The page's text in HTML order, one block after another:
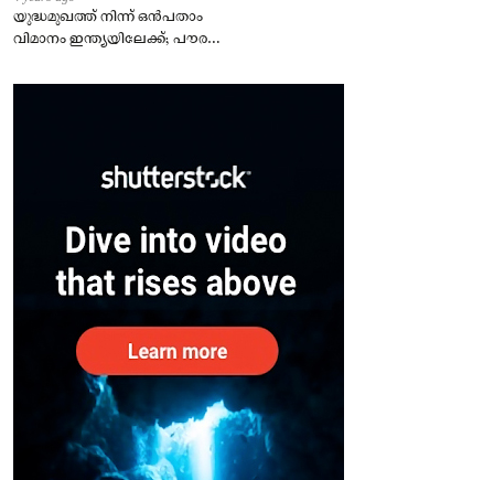
യുദ്ധമുഖത്ത് നിന്ന് ഒൻപതാം
വിമാനം ഇന്ത്യയിലേക്ക്; പൗരന്മാർ
– കേന്ദ്രം